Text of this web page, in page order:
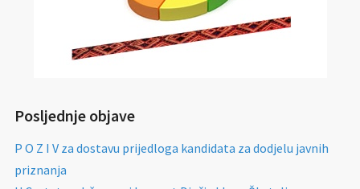
Posljednje objave
P O Z I V za dostavu prijedloga kandidata za dodjelu javnih
priznanja